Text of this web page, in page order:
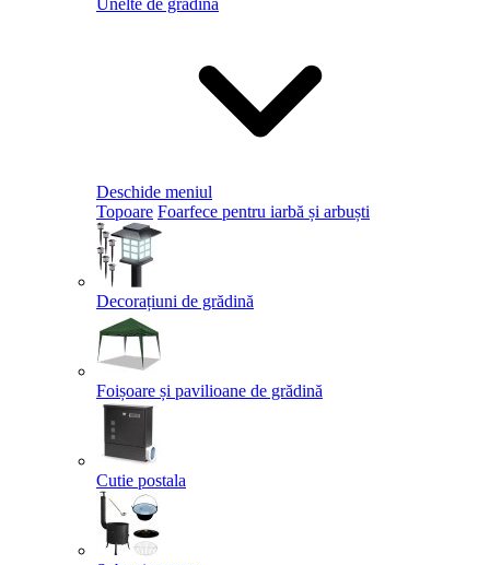
Unelte de grădina
Deschide meniul
Topoare Foarfece pentru iarbă și arbuști
Decorațiuni de grădină
Foișoare și pavilioane de grădină
Cutie postala